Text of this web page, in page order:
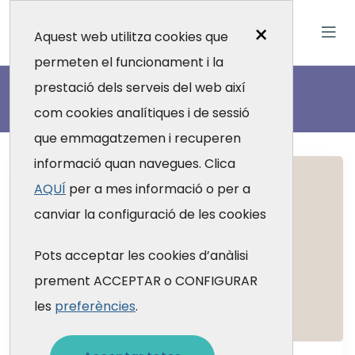
×
Aquest web utilitza cookies que
permeten el funcionament i la
prestació dels serveis del web així
com cookies analítiques i de sessió
que emmagatzemen i recuperen
informació quan navegues. Clica
AQUÍ per a mes informació o per a
canviar la configuració de les cookies
Pots acceptar les cookies d’anàlisi
prement ACCEPTAR o CONFIGURAR
les preferències.
Actualitat